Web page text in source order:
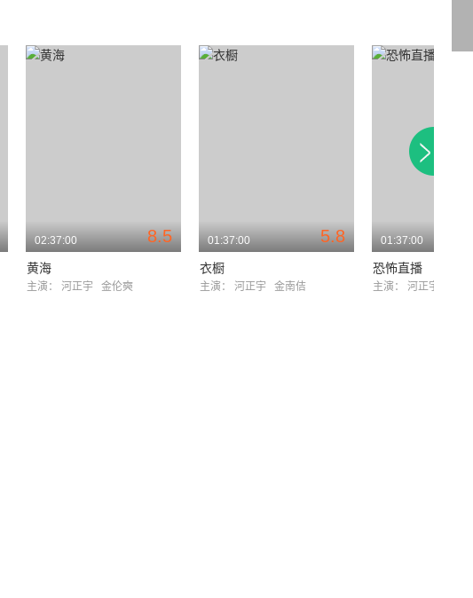
8.5
02:37:00
黄海
主演： 河正宇 金伦奭
5.8
01:37:00
衣橱
主演： 河正宇 金南佶
01:37:00
恐怖直播
主演： 河正宇